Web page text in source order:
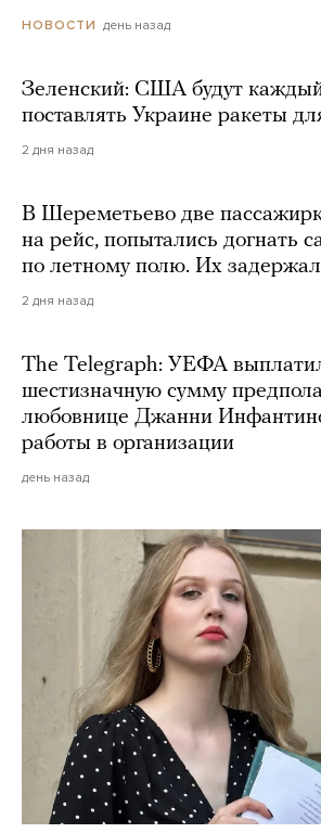
НОВОСТИ день назад
Зеленский: США будут
поставлять Украине ракеты
2 дня назад
В Шереметьево две
на рейс, попытались догнать
по летному полю. Их
2 дня назад
The Telegraph: УЕФА
шестизначную сумму
любовнице Джанни
работы в организации
день назад